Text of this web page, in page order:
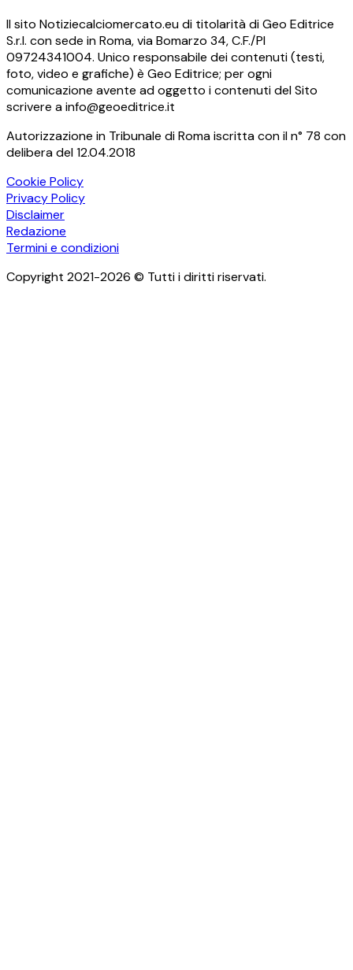
Il sito Notiziecalciomercato.eu di titolarità di Geo Editrice
S.r.l. con sede in Roma, via Bomarzo 34, C.F./PI
09724341004. Unico responsabile dei contenuti (testi,
foto, video e grafiche) è Geo Editrice; per ogni
comunicazione avente ad oggetto i contenuti del Sito
scrivere a info@geoeditrice.it
Autorizzazione in Tribunale di Roma iscritta con il n° 78 con
delibera del 12.04.2018
Cookie Policy
Privacy Policy
Disclaimer
Redazione
Termini e condizioni
Copyright 2021-2026 © Tutti i diritti riservati.